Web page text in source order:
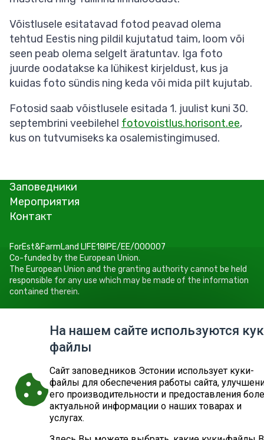
Võistlusele esitatavad fotod peavad olema
tehtud Eestis ning pildil kujutatud taim, loom või
seen peab olema selgelt äratuntav. Iga foto
juurde oodatakse ka lühikest kirjeldust, kus ja
kuidas foto sündis ning keda või mida pilt kujutab.
Fotosid saab võistlusele esitada 1. juulist kuni 30.
septembrini veebilehel fotovoistlus.horisont.ee,
kus on tutvumiseks ka osalemistingimused.
Заповедники
Мероприятия
Контакт
ДЕПАРТАМЕНТ ОКРУЖАЮЩЕЙ СРЕДЫ ЗАПРОС
ForEst&FarmLand LIFE18IPE/EE/000007
Co-funded by the European Union.
The European Union and the granting authority cannot be held
responsible for any use which may be made of the information
contained therein.
Roheline 64, 80010 Pärnu
Tel +372 662 5999
E-post: info@keskkonnaamet.ee
На нашем сайте используются
файлы
Cайт заповедников Эстонии использует куки-
файлы для обеспечения работы сайта,
его производительности и предоставления
актуальной информации о наших товарах и
услугах.